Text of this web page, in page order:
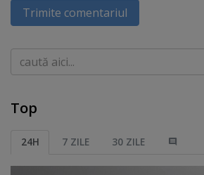
Trimite comentariul
Caută
Top
24H 7 ZILE 30 ZILE